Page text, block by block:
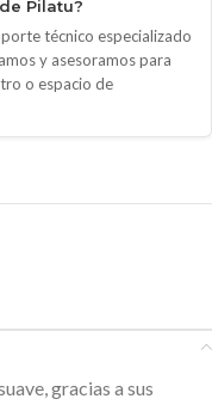
Pilatu?
técnico especializado
y asesoramos para
o espacio de
gracias a sus